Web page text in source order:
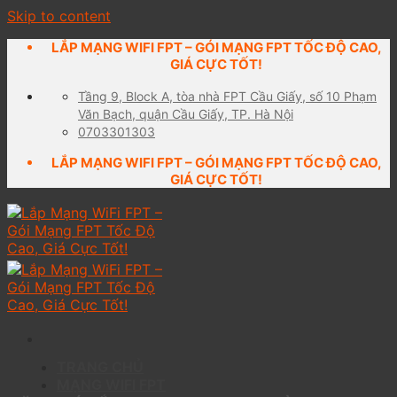
Skip to content
LẮP MẠNG WIFI FPT – GÓI MẠNG FPT TỐC ĐỘ CAO,
GIÁ CỰC TỐT!
Tầng 9, Block A, tòa nhà FPT Cầu Giấy, số 10 Phạm
Văn Bạch, quận Cầu Giấy, TP. Hà Nội
0703301303
LẮP MẠNG WIFI FPT – GÓI MẠNG FPT TỐC ĐỘ CAO,
GIÁ CỰC TỐT!